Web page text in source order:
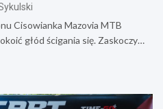
Cisowianka Mazovia MTB
głód ścigania się. Zaskoczy…